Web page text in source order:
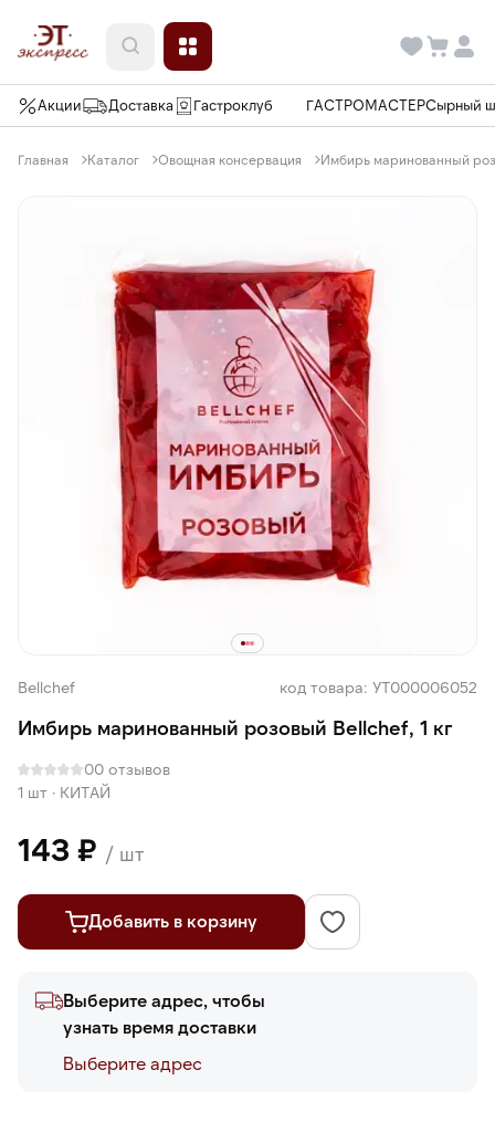
Акции Доставка Гастроклуб ГАСТРОМАСТЕРСырный
Главная Каталог Овощная консервация Имбирь маринованный
Bellсhef код товара: УТ000006052
Имбирь маринованный розовый Bellchef, 1 кг
00 отзывов
1 шт · КИТАЙ
143 ₽ / шт
Добавить в корзину
Выберите адрес, чтобы
узнать время доставки
Выберите адреc